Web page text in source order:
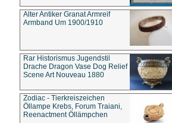
Alter Antiker Granat Armreif
Armband Um 1900/1910
Rar Historismus Jugendstil
Drache Dragon Vase Dog Relief
Scene Art Nouveau 1880
Zodiac - Tierkreiszeichen
Öllampe Krebs, Forum Traiani,
Reenactment Öllämpchen